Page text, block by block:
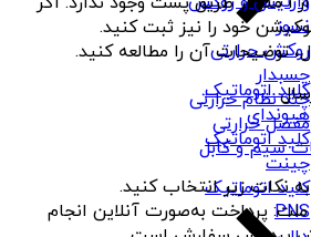
کلید اتوماتیک
هیوندای
کلید اتوماتیک
چینت
کلید اتوماتیک
PNS
نسوز
روکش حرارتی
چسبدار
چند نظام حرارتی
مفصل حرارتی
سیم و کابل
خود را نیز ثبت کنید.
توضیحات آن را مطالعه کنید.
نکات زیر انتخاب کنید.
ملت: پرداخت به‌صورت آنلاین انجام